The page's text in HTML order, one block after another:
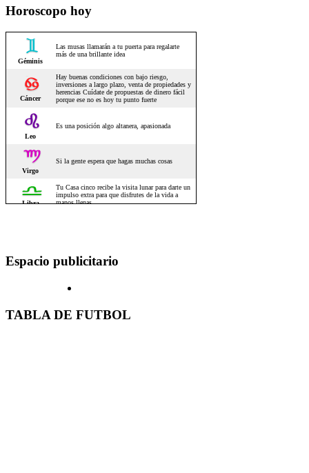
Horoscopo hoy
Espacio publicitario
TABLA DE FUTBOL